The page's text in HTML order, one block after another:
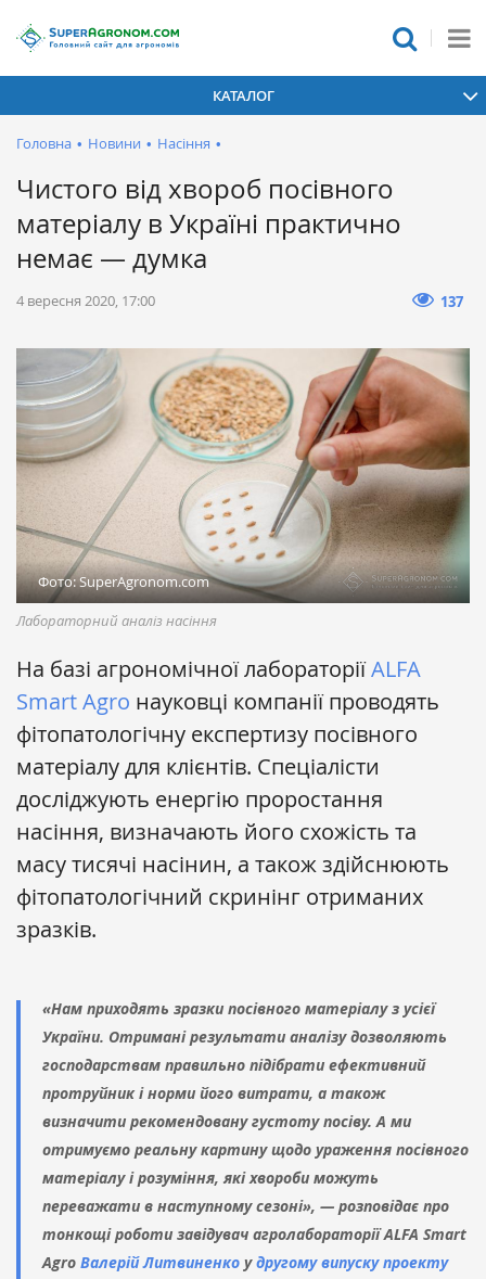
КАТАЛОГ
Головна • Новини • Насіння •
Чистого від хвороб посівного
матеріалу в Україні практично
немає — думка
4 вересня 2020, 17:00 137
Фото: SuperAgronom.com
Лабораторний аналіз насіння
На базі агрономічної лабораторіїALFA
Smart Agro науковці компанії проводять
фітопатологічну експертизу посівного
матеріалу для клієнтів. Спеціалісти
досліджують енергію проростання
насіння, визначають його схожість та
масу тисячі насінин, а також здійснюють
фітопатологічний скринінг отриманих
зразків.
«Нам приходять зразки посівного матеріалу з усієї
України. Отримані результати аналізу дозволяють
господарствам правильно підібрати ефективний
протруйник і норми його витрати, а також
визначити рекомендовану густоту посіву. А ми
отримуємо реальну картину щодо ураження посівного
матеріалу і розуміння, які хвороби можуть
переважати в наступному сезоні», — розповідає про
тонкощі роботи завідувач агролабораторії ALFA Smart
Agro Валерій Литвиненко удругому випуску проекту